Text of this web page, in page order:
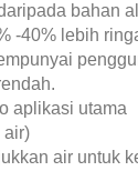
bahan
-40% lebih
aplikasi utama
air)
air untuk